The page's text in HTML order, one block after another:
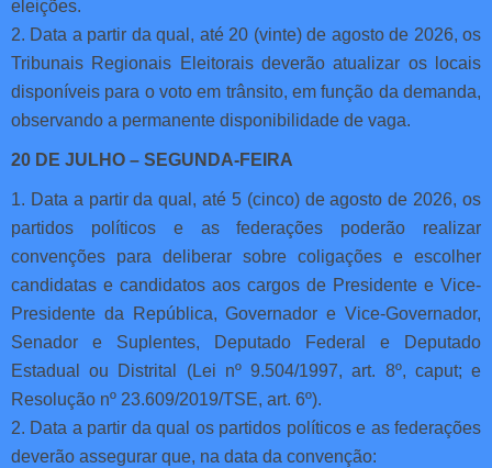
eleições.
2. Data a partir da qual, até 20 (vinte) de agosto de 2026, os
Tribunais Regionais Eleitorais deverão atualizar os locais
disponíveis para o voto em trânsito, em função da demanda,
observando a permanente disponibilidade de vaga.
20 DE JULHO – SEGUNDA-FEIRA
1. Data a partir da qual, até 5 (cinco) de agosto de 2026, os
partidos políticos e as federações poderão realizar
convenções para deliberar sobre coligações e escolher
candidatas e candidatos aos cargos de Presidente e Vice-
Presidente da República, Governador e Vice-Governador,
Senador e Suplentes, Deputado Federal e Deputado
Estadual ou Distrital (Lei nº 9.504/1997, art. 8º, caput; e
Resolução nº 23.609/2019/TSE, art. 6º).
2. Data a partir da qual os partidos políticos e as federações
deverão assegurar que, na data da convenção: